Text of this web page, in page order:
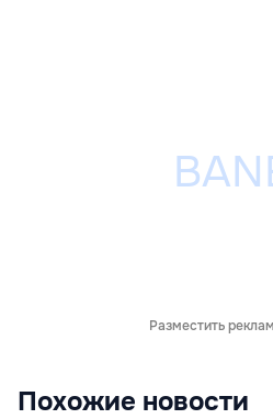
Разместить
Похожие новости